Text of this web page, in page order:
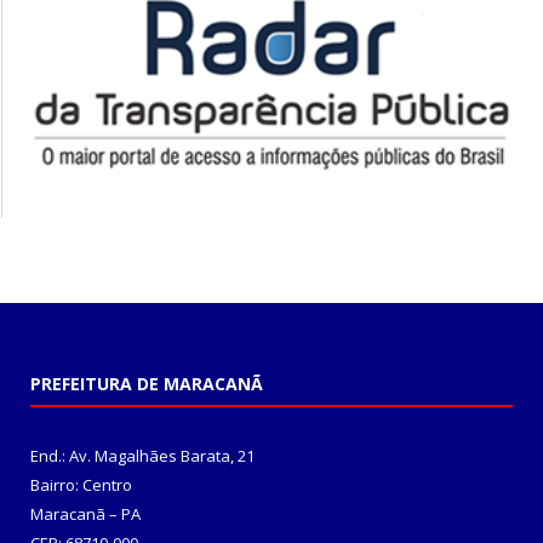
PREFEITURA DE MARACANÃ
End.: Av. Magalhães Barata, 21
Bairro: Centro
Maracanã – PA